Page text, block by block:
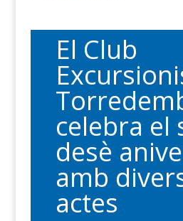
El Club
celebra el
desè
amb
actes